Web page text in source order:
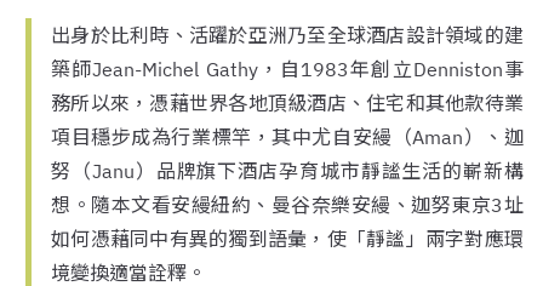
出身於比利時、活躍於亞洲乃至全球酒店設計領域的建
築師Jean-Michel Gathy，自1983年創立Denniston事
務所以來，憑藉世界各地頂級酒店、住宅和其他款待業
項目穩步成為行業標竿，其中尤自安縵（Aman）、迦
努（Janu）品牌旗下酒店孕育城市靜謐生活的嶄新構
想。隨本文看安縵紐約、曼谷奈樂安縵、迦努東京3址
如何憑藉同中有異的獨到語彙，使「靜謐」兩字對應環
境變換適當詮釋。